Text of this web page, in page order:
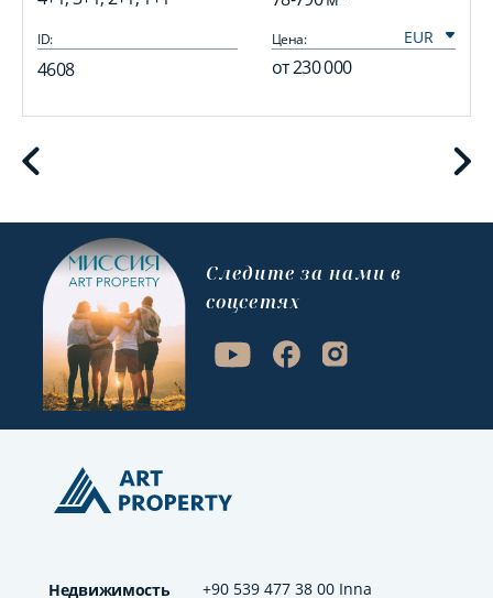
ID:
4608
Цена:
от230 000
+90 539 477 38 00 Inna
Недвижимость
Cледите за нами в
соцсетях